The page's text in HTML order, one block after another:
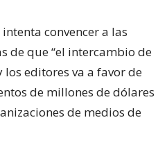
convencer a las
de que “el intercambio de
los editores va a favor de
de millones de dólares
de medios de